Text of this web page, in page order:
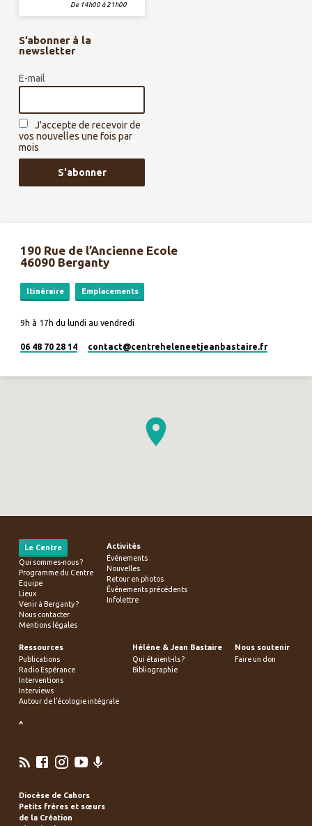
De 14h00 à 21h00
S’abonner à la
newsletter
E-mail
J'accepte de recevoir de
vos nouvelles une fois par
mois
190 Rue de l’Ancienne Ecole
46090 Berganty
Itinéraire Emplacements
9h à 17h du lundi au vendredi
06 48 70 28 14 contact​@centreheleneetjeanbastaire.fr
Le Centre
Qui sommes-nous ?
Programme du Centre
Equipe
Lieux
Venir à Berganty ?
Nous contacter
Mentions légales
Activités
Événements
Nouvelles
Retour en photos
Événements précédents
Infolettre
Ressources
Publications
Radio Espérance
Interventions
Interviews
Autour de l’écologie intégrale
Hélène & Jean Bastaire
Qui étaient-ils ?
Bibliographie
Nous soutenir
Faire un don
^
Diocèse de Cahors
Petits frères et sœurs
de la Création